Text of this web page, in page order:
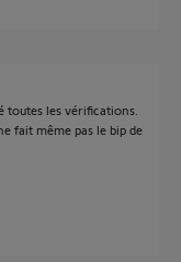
toutes les vérifications.
fait même pas le bip de